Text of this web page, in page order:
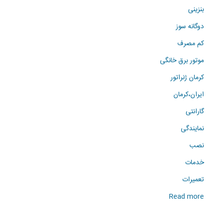
بنزینی
دوگانه سوز
کم مصرف
موتور برق خانگی
کرمان ژنراتور
ایران،کرمان
گارانتی
نمایندگی
نصب
خدمات
تعمیرات
Read more
about